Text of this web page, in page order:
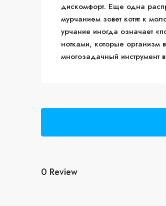
дискомфорт. Еще одна
мурчанием зовет котят к
урчание иногда означает
нотками, которые организм
многозадачный инструмент
0 Review